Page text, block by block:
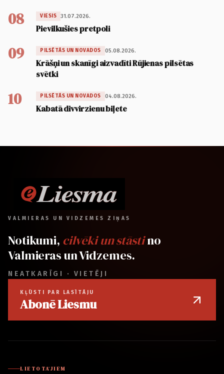
08 VIESIS 31.07.2026.
Pievilkušies pretpoli
09 PILSĒTĀS UN NOVADOS 05.08.2026.
Krāšņi un skanīgi aizvadīti Rūjienas pilsētas
svētki
10 PILSĒTĀS UN NOVADOS 04.08.2026.
Kabatā divvirzienu biļete
VALMIERAS UN VIDZEMES ZIŅAS
Notikumi, cilvēki un stāstino
Valmieras un Vidzemes.
NEATKARĪGI · VIETĒJI
KĻŪSTI PAR LASĪTĀJU
Abonē Liesmu
LIETOTĀJIEM